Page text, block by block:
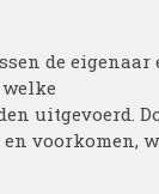
de eigenaar
uitgevoerd.
voorkomen,